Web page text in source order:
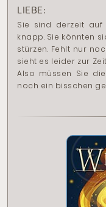
LIEBE:
Sie sind derzeit auf
knapp. Sie könnten
stürzen. Fehlt nur
sieht es leider zur
Also müssen Sie
noch ein bisschen